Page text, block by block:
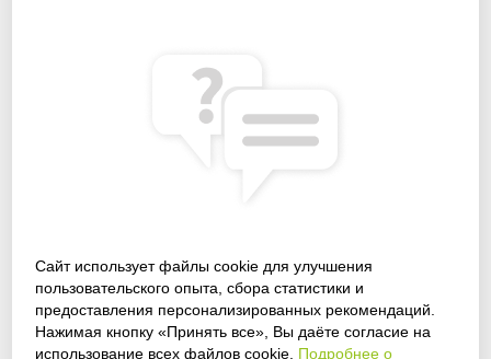
Сайт использует файлы cookie для улучшения
пользовательского опыта, сбора статистики и
предоставления персонализированных рекомендаций.
Нажимая кнопку «Принять все», Вы даёте согласие на
использование всех файлов cookie. Подробнее о
Получить доступ